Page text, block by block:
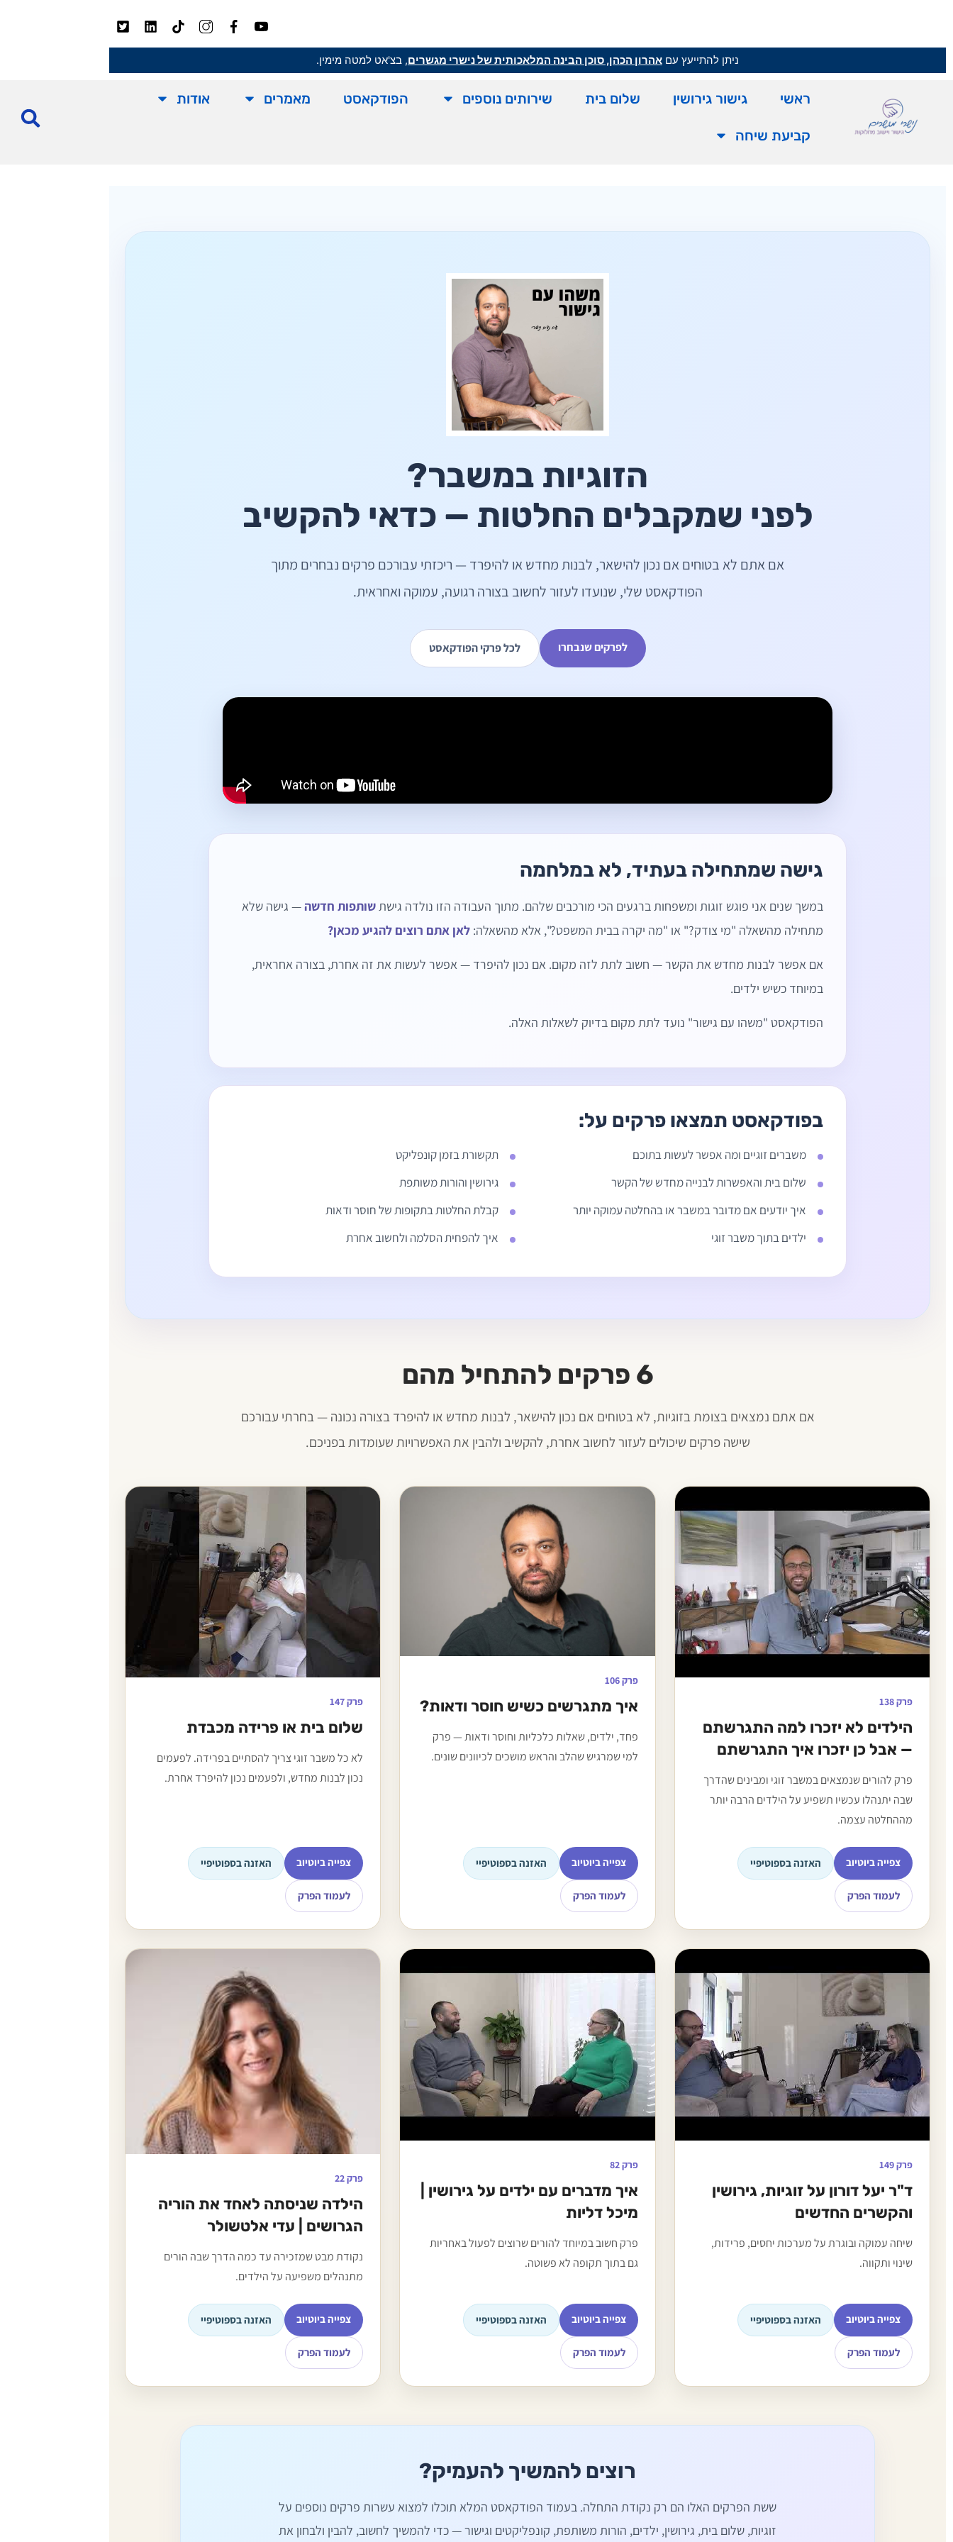
ניתן להתייעץ עם אהרון הכהן, סוכן הבינה המלאכותית של נישרי מגשרים, בצ'אט למטה מימין.
ראשי גישור גירושין שלום בית שירותים נוספים הפודקאסט מאמרים אודות
קביעת שיחה
הזוגיות במשבר?
לפני שמקבלים החלטות — כדאי להקשיב
אם אתם לא בטוחים אם נכון להישאר, לבנות מחדש או להיפרד — ריכזתי עבורכם פרקים נבחרים מתוך
הפודקאסט שלי, שנועדו לעזור לחשוב בצורה רגועה, עמוקה ואחראית.
לפרקים שנבחרו לכל פרקי הפודקאסט
גישה שמתחילה בעתיד, לא במלחמה
במשך שנים אני פוגש זוגות ומשפחות ברגעים הכי מורכבים שלהם. מתוך העבודה הזו נולדה גישתשותפות חדשה — גישה שלא
מתחילה מהשאלה "מי צודק?" או "מה יקרה בבית המשפט?", אלא מהשאלה: לאן אתם רוצים להגיע מכאן?
אם אפשר לבנות מחדש את הקשר — חשוב לתת לזה מקום. אם נכון להיפרד — אפשר לעשות את זה אחרת, בצורה אחראית,
במיוחד כשיש ילדים.
הפודקאסט "משהו עם גישור" נועד לתת מקום בדיוק לשאלות האלה.
בפודקאסט תמצאו פרקים על:
משברים זוגיים ומה אפשר לעשות בתוכם
שלום בית והאפשרות לבנייה מחדש של הקשר
איך יודעים אם מדובר במשבר או בהחלטה עמוקה יותר
ילדים בתוך משבר זוגי
תקשורת בזמן קונפליקט
גירושין והורות משותפת
קבלת החלטות בתקופות של חוסר ודאות
איך להפחית הסלמה ולחשוב אחרת
6 פרקים להתחיל מהם
אם אתם נמצאים בצומת בזוגיות, לא בטוחים אם נכון להישאר, לבנות מחדש או להיפרד בצורה נכונה — בחרתי עבורכם
שישה פרקים שיכולים לעזור לחשוב אחרת, להקשיב ולהבין את האפשרויות שעומדות בפניכם.
פרק 138
הילדים לא יזכרו למה התגרשתם
— אבל כן יזכרו איך התגרשתם
פרק להורים שנמצאים במשבר זוגי ומבינים שהדרך
שבה יתנהלו עכשיו תשפיע על הילדים הרבה יותר
מההחלטה עצמה.
צפייה ביוטיוב האזנה בספוטיפיי
לעמוד הפרק
פרק 106
איך מתגרשים כשיש חוסר ודאות?
פחד, ילדים, שאלות כלכליות וחוסר ודאות — פרק
למי שמרגיש שהלב והראש מושכים לכיוונים שונים.
צפייה ביוטיוב האזנה בספוטיפיי
לעמוד הפרק
פרק 147
שלום בית או פרידה מכבדת
לא כל משבר זוגי צריך להסתיים בפרידה. לפעמים
נכון לבנות מחדש, ולפעמים נכון להיפרד אחרת.
צפייה ביוטיוב האזנה בספוטיפיי
לעמוד הפרק
פרק 149
ד"ר יעל דורון על זוגיות, גירושין
והקשרים החדשים
שיחה עמוקה ובוגרת על מערכות יחסים, פרידות,
שינוי ותקווה.
צפייה ביוטיוב האזנה בספוטיפיי
לעמוד הפרק
פרק 82
איך מדברים עם ילדים על גירושין |
מיכל דליות
פרק חשוב במיוחד להורים שרוצים לפעול באחריות
גם בתוך תקופה לא פשוטה.
צפייה ביוטיוב האזנה בספוטיפיי
לעמוד הפרק
פרק 22
הילדה שניסתה לאחד את הוריה
הגרושים | עדי אלטשולר
נקודת מבט שמזכירה עד כמה הדרך שבה הורים
מתנהלים משפיעה על הילדים.
צפייה ביוטיוב האזנה בספוטיפיי
לעמוד הפרק
רוצים להמשיך להעמיק?
ששת הפרקים האלו הם רק נקודת התחלה. בעמוד הפודקאסט המלא תוכלו למצוא עשרות פרקים נוספים על
זוגיות, שלום בית, גירושין, ילדים, הורות משותפת, קונפליקטים וגישור — כדי להמשיך לחשוב, להבין ולבחון את